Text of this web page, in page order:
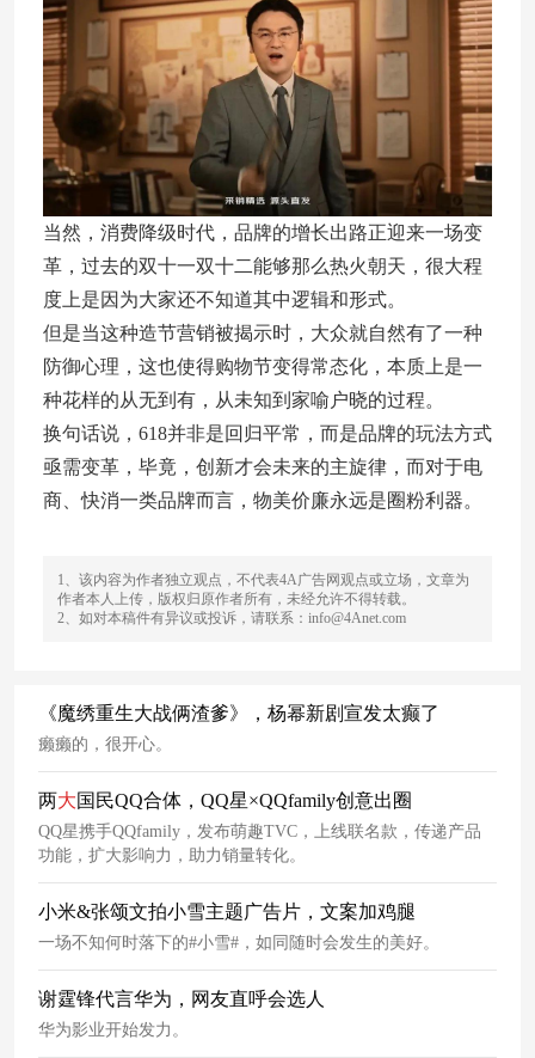
当然，消费降级时代，品牌的增长出路正迎来一场变
革，过去的双十一双十二能够那么热火朝天，很大程
度上是因为大家还不知道其中逻辑和形式。
但是当这种造节营销被揭示时，大众就自然有了一种
防御心理，这也使得购物节变得常态化，本质上是一
种花样的从无到有，从未知到家喻户晓的过程。
换句话说，618并非是回归平常，而是品牌的玩法方式
亟需变革，毕竟，创新才会未来的主旋律，而对于电
商、快消一类品牌而言，物美价廉永远是圈粉利器。
1、该内容为作者独立观点，不代表4A广告网观点或立场，文章为
作者本人上传，版权归原作者所有，未经允许不得转载。
2、如对本稿件有异议或投诉，请联系：info@4Anet.com
《魔绣重生大战俩渣爹》，杨幂新剧宣发太癫了
癞癞的，很开心。
两大国民QQ合体，QQ星×QQfamily创意出圈
QQ星携手QQfamily，发布萌趣TVC，上线联名款，传递产品
功能，扩大影响力，助力销量转化。
小米&张颂文拍小雪主题广告片，文案加鸡腿
一场不知何时落下的#小雪#，如同随时会发生的美好。
谢霆锋代言华为，网友直呼会选人
华为影业开始发力。